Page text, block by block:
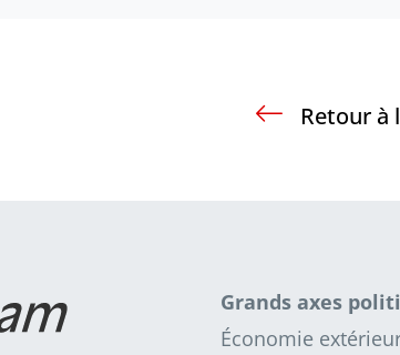
Retour à
Grands axes
Économie